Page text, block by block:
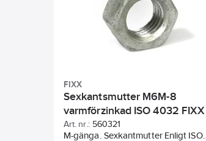
FIXX
Sexkantsmutter M6M-8
varmförzinkad ISO 4032 FIXX
Art. nr.: 560321
M-gänga. Sexkantmutter Enligt ISO